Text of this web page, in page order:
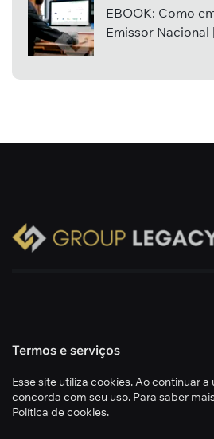
EBOOK: Como
Emissor Nacional
Termos e serviços
Esse site utiliza cookies. Ao continuar
concorda com seu uso. Para saber
Política de cookies.